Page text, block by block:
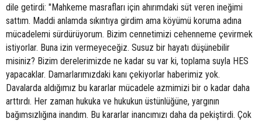
dile getirdi: "Mahkeme masrafları için ahırımdaki süt veren ineğimi
sattım. Maddi anlamda sıkıntıya girdim ama köyümü koruma adına
mücadelemi sürdürüyorum. Bizim cennetimizi cehenneme çevirmek
istiyorlar. Buna izin vermeyeceğiz. Susuz bir hayatı düşünebilir
misiniz? Bizim derelerimizde ne kadar su var ki, toplama suyla HES
yapacaklar. Damarlarımızdaki kanı çekiyorlar haberimiz yok.
Davalarda aldığımız bu kararlar mücadele azmimizi bir o kadar daha
arttırdı. Her zaman hukuka ve hukukun üstünlüğüne, yargının
bağımsızlığına inandım. Bu kararlar inancımızı daha da pekiştirdi. Çok